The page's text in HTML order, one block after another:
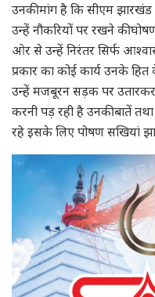
उनकी मांग है कि सीएम
उन्हें नौकरियों पर रखने की
ओर से उन्हें निरंतर सिर्फ
प्रकार का कोई कार्य उनके
उन्हें मजबूरन सड़क पर
करनी पड़ रही है उनकी बातें तथा
रहे इसके लिए पोषण सखियां